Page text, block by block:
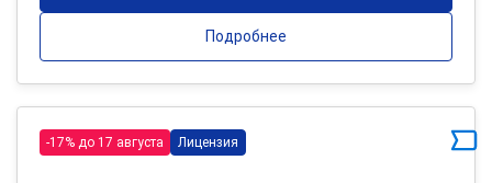
Подробнее
-17% до 17 августа Лицензия